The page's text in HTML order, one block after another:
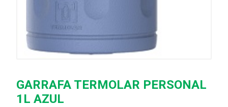
GARRAFA TERMOLAR PERSONAL
1L AZUL